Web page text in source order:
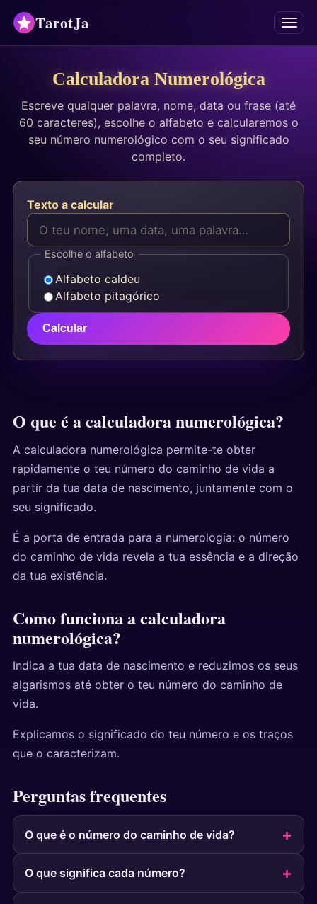
TarotJa Menu
Oráculos
Mancias
Horóscopos
Numerologia
Respostas
Testes
Calculadora Numerológica
Escreve qualquer palavra, nome, data ou frase (até
60 caracteres), escolhe o alfabeto e calcularemos o
seu número numerológico com o seu significado
completo.
Texto a calcular
Escolhe o alfabeto
Alfabeto caldeu
Alfabeto pitagórico
Calcular
O que é a calculadora numerológica?
A calculadora numerológica permite-te obter
rapidamente o teu número do caminho de vida a
partir da tua data de nascimento, juntamente com o
seu significado.
É a porta de entrada para a numerologia: o número
do caminho de vida revela a tua essência e a direção
da tua existência.
Como funciona a calculadora
numerológica?
Indica a tua data de nascimento e reduzimos os seus
algarismos até obter o teu número do caminho de
vida.
Explicamos o significado do teu número e os traços
que o caracterizam.
Perguntas frequentes
O que é o número do caminho de vida?
O que significa cada número?